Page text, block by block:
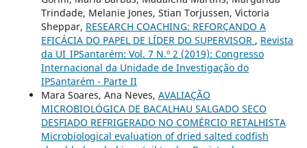
Trindade, Melanie Jones, Stian Torjussen, Victoria
Sheppar, RESEARCH COACHING: REFORÇANDO A
EFICÁCIA DO PAPEL DE LÍDER DO SUPERVISOR , Revista
da UI_IPSantarém: Vol. 7 N.º 2 (2019): Congresso
Internacional da Unidade de Investigação do
IPSantarém - Parte II
Mara Soares, Ana Neves, AVALIAÇÃO
MICROBIOLÓGICA DE BACALHAU SALGADO SECO
DESFIADO REFRIGERADO NO COMÉRCIO RETALHISTA
Microbiological evaluation of dried salted codfish